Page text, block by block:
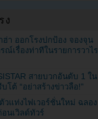
ง
ฮ่า ออกโรงปกป้อง จองจุน
ณ์เรื่องท่าทีในรายการวาไร
สายบวกอันดับ 1 ใน
โต้ “อย่าสร้างข่าวลือ!”
วแท่งไฟเวอร์ชั่นใหม่ ฉลอง
นเวิลด์ทัวร์